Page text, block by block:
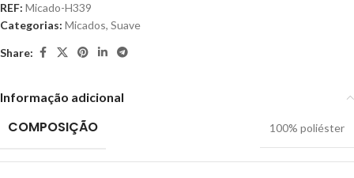
REF: Micado-H339
Categorias: Micados, Suave
Share:
Informação adicional
COMPOSIÇÃO 100% poliéster